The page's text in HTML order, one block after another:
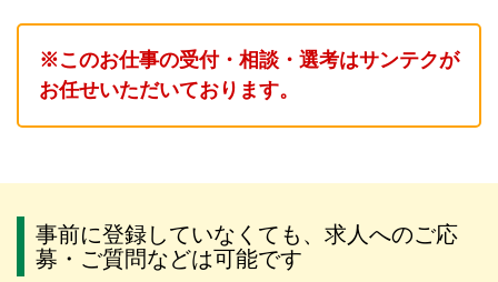
※このお仕事の受付・相談・選考はサンテクが
お任せいただいております。
事前に登録していなくても、求人へのご応
募・ご質問などは可能です